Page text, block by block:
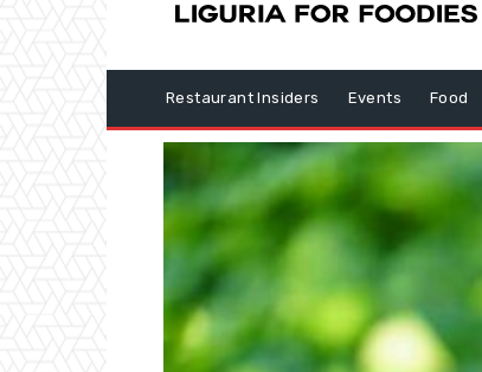
Restaurant Insiders Events Food